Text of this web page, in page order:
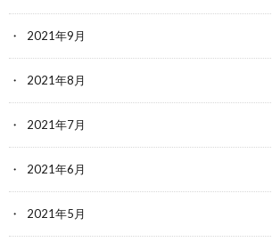
2021年9月
2021年8月
2021年7月
2021年6月
2021年5月